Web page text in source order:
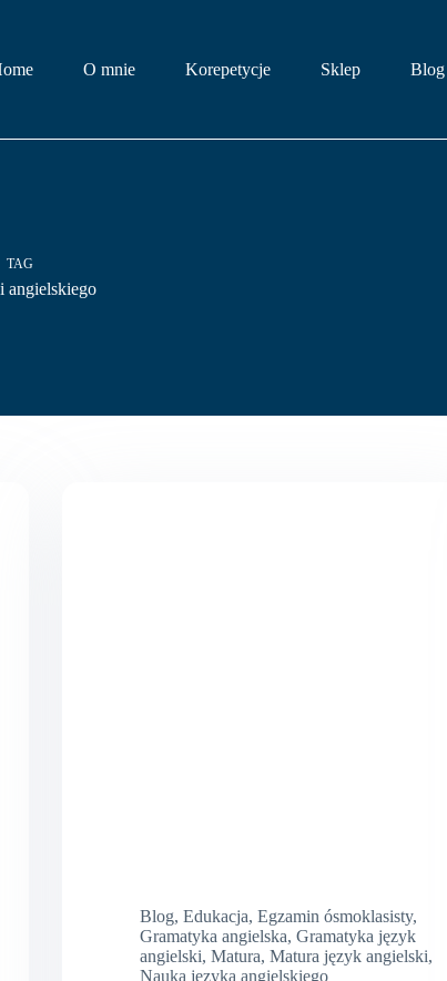
O mnie Korepetycje Sklep Blog
TAG
angielskiego
Blog,Edukacja,Egzamin ósmoklasisty,
Gramatyka angielska,Gramatyka język
angielski,Matura,Matura język angielski,
Nauka języka angielskiego